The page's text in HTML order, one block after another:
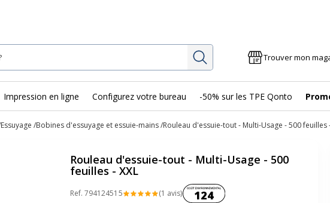
Rechercher Trouver mon
Impression en ligne Configurez votre bureau -50% sur les TPE Qonto
Essuyage Bobines d'essuyage et essuie-mains Rouleau d'essuie-tout - Multi-Usage - 500 feuilles
Rouleau d'essuie-tout - Multi-Usage - 500
feuilles - XXL
Ref. 79412451 5 (1 avis)Coût environnemental :
124